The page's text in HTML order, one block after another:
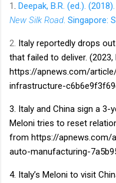
1. Deepak, B.R. (ed.). (2018).
New Silk Road. Singapore:
2. Italy reportedly drops
that failed to deliver.
https://apnews.com/
infrastructure-
3. Italy and China sign a 3-
Meloni tries to reset
from https://apnews.com/
auto-manufacturing-
4. Italy’s Meloni to visit